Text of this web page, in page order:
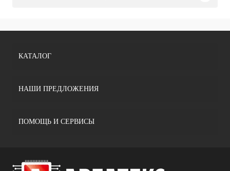
КАТАЛОГ
НАШИ ПРЕДЛОЖЕНИЯ
ПОМОЩЬ И СЕРВИСЫ